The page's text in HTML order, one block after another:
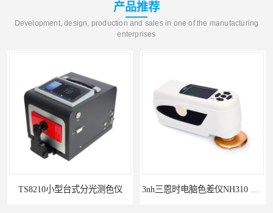
产品推荐
Development, design, production and sales in one of the manufacturing
enterprises
TS8210小型台式分光测色仪